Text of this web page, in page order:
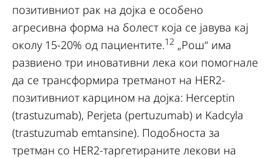
позитивниот рак на дојка е особено
агресивна форма на болест која се јавува кај
околу 15-20% од пациентите.12 „Рош“ има
развиено три иновативни лекa кои помогнале
да се трансформира третманот на HER2-
позитивниот карцином на дојка: Herceptin
(trastuzumab), Perjeta (pertuzumab) и Kadcyla
(trastuzumab emtansine). Подобноста за
третман со HER2-таргетираните лекови на